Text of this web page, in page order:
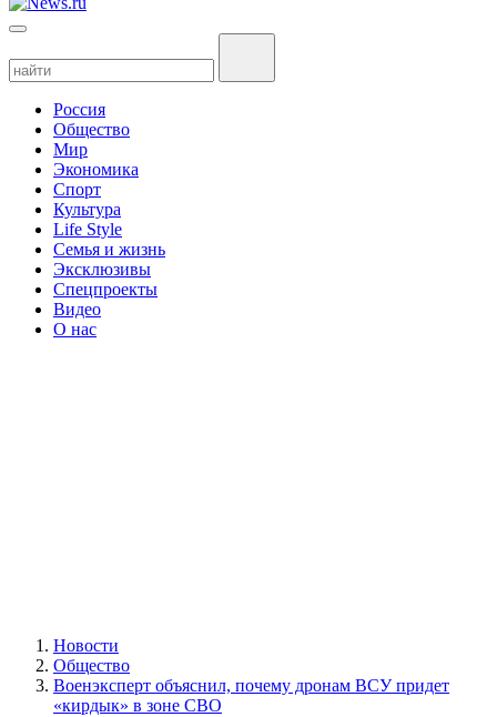
Россия
Общество
Мир
Экономика
Спорт
Культура
Life Style
Семья и жизнь
Эксклюзивы
Спецпроекты
Видео
О нас
Новости
Общество
Военэксперт объяснил, почему дронам ВСУ придет
«кирдык» в зоне СВО